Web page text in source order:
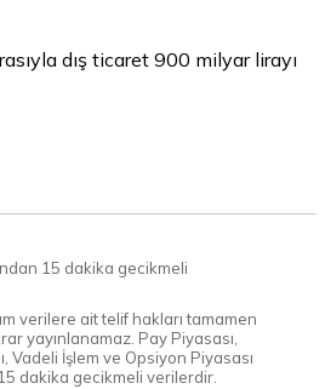
dış ticaret 900 milyar lirayı
15 dakika gecikmeli
verilere ait telif hakları tamamen
yayınlanamaz. Pay Piyasası,
Vadeli İşlem ve Opsiyon Piyasası
dakika gecikmeli verilerdir.